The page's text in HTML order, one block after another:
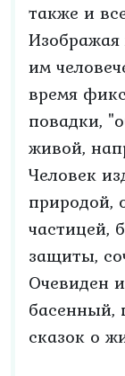
также и
им
время
повадки,
живой,
Человек
природой,
частицей,
защиты,
Очевиден
басенный,
сказок о